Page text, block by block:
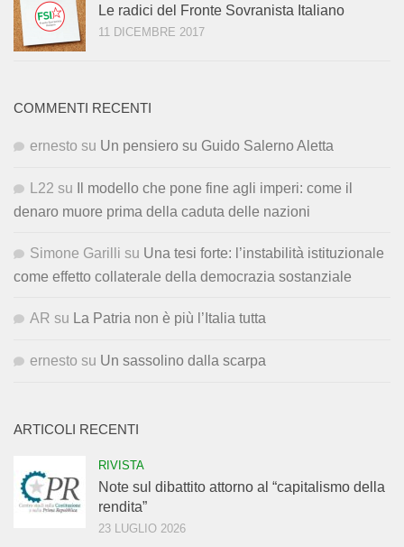
Le radici del Fronte Sovranista Italiano
11 DICEMBRE 2017
COMMENTI RECENTI
ernesto su Un pensiero su Guido Salerno Aletta
L22 su
Il modello che pone fine agli imperi: come il
denaro muore prima della caduta delle nazioni
Simone Garilli su Una tesi forte: l’instabilità istituzionale
come effetto collaterale della democrazia sostanziale
AR su La Patria non è più l’Italia tutta
ernesto su Un sassolino dalla scarpa
ARTICOLI RECENTI
RIVISTA
Note sul dibattito attorno al “capitalismo della
rendita”
23 LUGLIO 2026